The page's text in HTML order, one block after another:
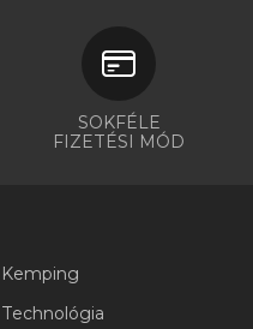
SOKFÉLE
FIZETÉSI MÓD
Kemping
Technológia